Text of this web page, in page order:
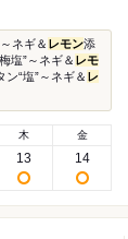
ネギ＆ レモン添
塩”～ネギ＆ レモ
“塩”～ネギ＆ レ
木
13
金
14